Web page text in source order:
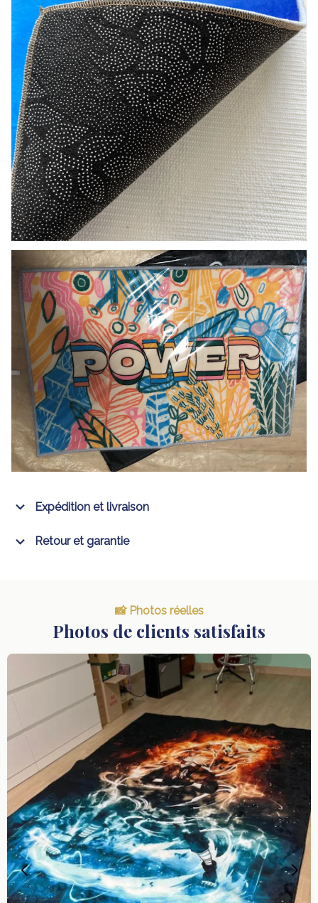
Expédition et livraison
Retour et garantie
📸 Photos réelles
Photos de clients satisfaits